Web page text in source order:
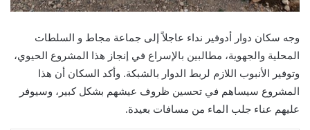
وجه سكان دوار أدوفير نداء عاجلاً إلى جماعة مجاط و السلطات
المحلية والجهوية، مطالبين بالإسراع في إنجاز هذا المشروع الحيوي،
وتوفير الأنبوب اللازم لربط الدوار بالشبكة. وأكد السكان أن هذا
المشروع سيساهم في تحسين ظروف عيشهم بشكل كبير، وسيوفر
عليهم عناء جلب الماء من مسافات بعيدة.